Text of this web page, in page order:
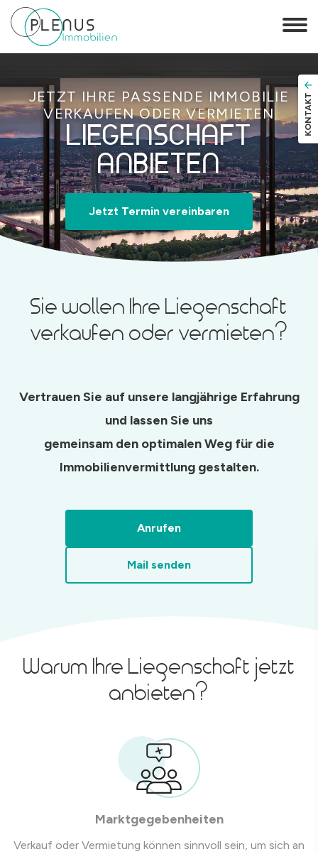
KONTAKT
JETZT IHRE PASSENDE IMMOBILIE
VERKAUFEN ODER VERMIETEN
LIEGENSCHAFT
ANBIETEN
Jetzt Termin vereinbaren
Sie wollen Ihre Liegenschaft
verkaufen oder vermieten?
Vertrauen Sie auf unsere langjährige Erfahrung
und lassen Sie uns
gemeinsam den optimalen Weg für die
Immobilienvermittlung gestalten.
Anrufen
Mail senden
Warum Ihre Liegenschaft jetzt
anbieten?
Marktgegebenheiten
Verkauf oder Vermietung können sinnvoll sein, um sich an